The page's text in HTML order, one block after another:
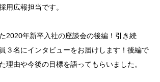
広報担当です。
2020年新卒入社の座談会の後編！引き続
３名にインタビューをお届けします！後編で
理由や今後の目標を語ってもらいました。